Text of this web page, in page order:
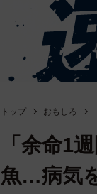
トップ おもしろ
「余命1
魚…病気